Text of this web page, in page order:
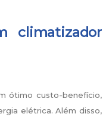
climatizador
ótimo custo-benefício,
elétrica. Além disso,